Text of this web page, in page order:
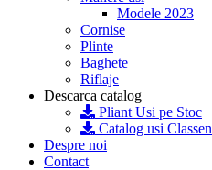
Modele 2023
Cornise
Plinte
Baghete
Riflaje
Descarca catalog
Pliant Usi pe Stoc
Catalog usi Classen
Despre noi
Contact